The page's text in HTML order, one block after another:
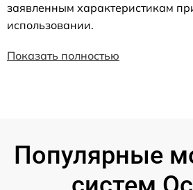
заявленным характеристикам
использовании.
Показать полностью
Популярные